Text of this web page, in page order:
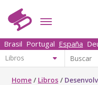
Brasil Portugal España
Home / Libros /